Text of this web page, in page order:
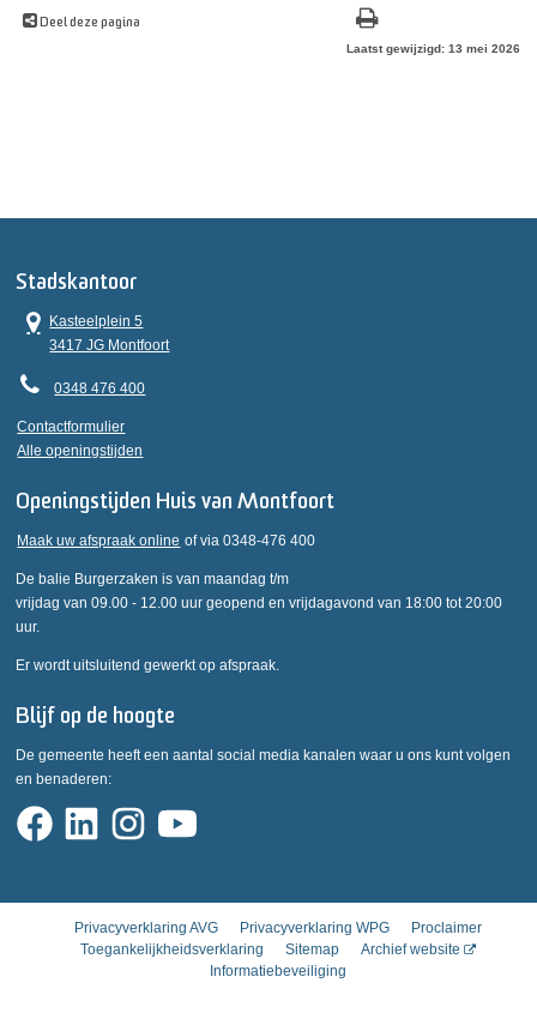
Deel deze pagina
Laatst gewijzigd: 13 mei 2026
Stadskantoor
Kasteelplein 5
3417 JG Montfoort
0348 476 400
Contactformulier
Alle openingstijden
Openingstijden Huis van Montfoort
Maak uw afspraak online of via 0348-476 400
De balie Burgerzaken is van maandag t/m
vrijdag van 09.00 - 12.00 uur geopend en vrijdagavond van 18:00 tot 20:00
uur.
Er wordt uitsluitend gewerkt op afspraak.
Blijf op de hoogte
De gemeente heeft een aantal social media kanalen waar u ons kunt volgen
en benaderen:
Privacyverklaring AVG Privacyverklaring WPG
Proclaimer
Toegankelijkheidsverklaring
Sitemap
Archief website
Informatiebeveiliging